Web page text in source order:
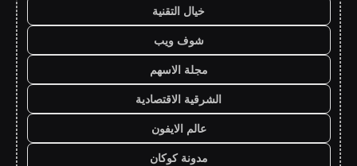
خيال التقنية
شوف ويب
مجلة الاسهم
الشرقية الاقتصادية
عالم الايفون
مدونة كوكان